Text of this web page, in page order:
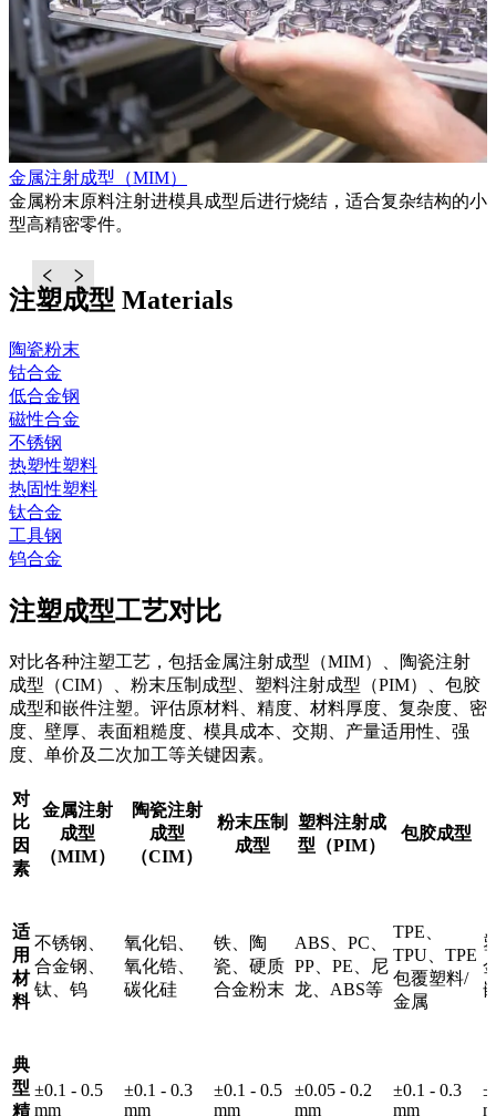
金属注射成型（MIM）
金属粉末原料注射进模具成型后进行烧结，适合复杂结构的小
型高精密零件。
注塑成型 Materials
陶瓷粉末
钴合金
低合金钢
磁性合金
不锈钢
热塑性塑料
热固性塑料
钛合金
工具钢
钨合金
注塑成型工艺对比
对比各种注塑工艺，包括金属注射成型（MIM）、陶瓷注射
成型（CIM）、粉末压制成型、塑料注射成型（PIM）、包胶
成型和嵌件注塑。评估原材料、精度、材料厚度、复杂度、密
度、壁厚、表面粗糙度、模具成本、交期、产量适用性、强
度、单价及二次加工等关键因素。
对
比
因
素
金属注射
成型
（MIM）
陶瓷注射
成型
（CIM）
粉末压制
成型
塑料注射成
型（PIM）
包胶成型
适
用
材
料
不锈钢、
合金钢、
钛、钨
氧化铝、
氧化锆、
碳化硅
铁、陶
瓷、硬质
合金粉末
ABS、PC、
PP、PE、尼
龙、ABS等
TPE、
TPU、TPE
包覆塑料/
金属
典
型
精
±0.1 - 0.5
mm
±0.1 - 0.3
mm
±0.1 - 0.5
mm
±0.05 - 0.2
mm
±0.1 - 0.3
mm